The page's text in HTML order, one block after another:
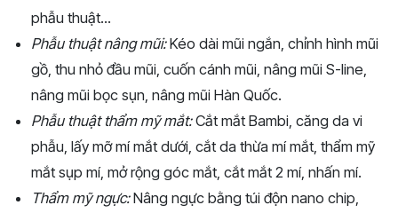
phẫu thuật...
Phẫu thuật nâng mũi:Kéo dài mũi ngắn, chỉnh hình mũi
gồ, thu nhỏ đầu mũi, cuốn cánh mũi, nâng mũi S-line,
nâng mũi bọc sụn, nâng mũi Hàn Quốc.
Phẫu thuật thẩm mỹ mắt:Cắt mắt Bambi, căng da vi
phẫu, lấy mỡ mí mắt dưới, cắt da thừa mí mắt, thẩm mỹ
mắt sụp mí, mở rộng góc mắt, cắt mắt 2 mí, nhấn mí.
Thẩm mỹ ngực:Nâng ngực bằng túi độn nano chip,